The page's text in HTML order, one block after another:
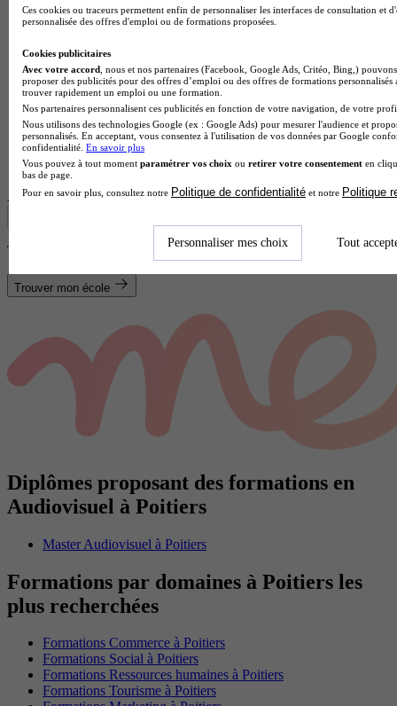
Unité de formation et de recherche
Voir l’établissement
Afficher plus de résultats
Trouve ton diplôme en 1 min avec Diplomeo !
Trouver mon école
Diplômes proposant des formations en
Audiovisuel à Poitiers
Master Audiovisuel à Poitiers
Formations par domaines à Poitiers les
plus recherchées
Formations Commerce à Poitiers
Formations Social à Poitiers
Formations Ressources humaines à Poitiers
Formations Tourisme à Poitiers
Ces cookies ou traceurs permettent enfin de personnaliser les interfaces de consultation et
personnalisée des offres d'emploi ou de formations proposées.
Cookies publicitaires
Avec votre accord , nous et nos partenaires (Facebook, Google Ads, Critéo, Bing,)
proposer des publicités pour des offres d’emploi ou des offres de formations
trouver rapidement un emploi ou une formation.
Nos partenaires personnalisent ces publicités en fonction de votre navigation, de votre
Nous utilisons des technologies Google (ex : Google Ads) pour mesurer l'audience et
personnalisés. En acceptant, vous consentez à l'utilisation de vos données par Google
confidentialité. En savoir plus
Vous pouvez à tout moment paramétrer vos choix ou retirer votre consentement en
bas de page.
Pour en savoir plus, consultez notre Politique de confidentialité et notre Politique
Personnaliser mes choix Tout